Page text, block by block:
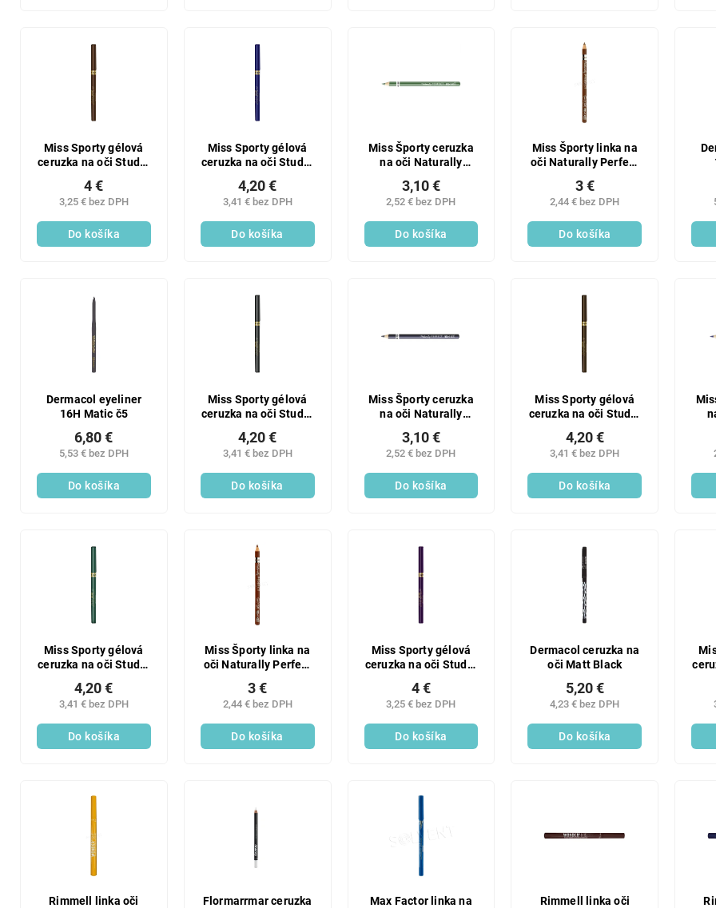
Miss Sporty gélová
ceruzka na oči Studio
3,25 € bez DPH
4 €
Do košíka
Miss Sporty gélová
ceruzka na oči Studio
3,41 € bez DPH
4,20 €
Do košíka
Miss Športy ceruzka
na oči Naturally
2,52 € bez DPH
3,10 €
Do košíka
Miss Športy linka na
oči Naturally Perfect
2,44 € bez DPH
3 €
Do košíka
Dermacol eyeliner
16H Matic č5
5,53 € bez DPH
6,80 €
Do košíka
Miss Sporty gélová
ceruzka na oči Studio
3,41 € bez DPH
4,20 €
Do košíka
Miss Športy ceruzka
na oči Naturally
2,52 € bez DPH
3,10 €
Do košíka
Miss Sporty gélová
ceruzka na oči Studio
3,41 € bez DPH
4,20 €
Do košíka
Miss Sporty gélová
ceruzka na oči Studio
3,41 € bez DPH
4,20 €
Do košíka
Miss Športy linka na
oči Naturally Perfect
2,44 € bez DPH
3 €
Do košíka
Miss Sporty gélová
ceruzka na oči Studio
3,25 € bez DPH
4 €
Do košíka
Dermacol ceruzka na
oči Matt Black
4,23 € bez DPH
5,20 €
Do košíka
Rimmell linka oči Flormarrmar ceruzka Max Factor linka na Rimmell linka oči